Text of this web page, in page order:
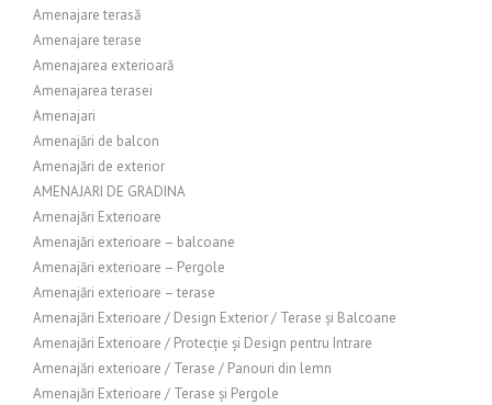
Amenajare terasă
Amenajare terase
Amenajarea exterioară
Amenajarea terasei
Amenajari
Amenajări de balcon
Amenajări de exterior
AMENAJARI DE GRADINA
Amenajări Exterioare
Amenajări exterioare – balcoane
Amenajări exterioare – Pergole
Amenajări exterioare – terase
Amenajări Exterioare / Design Exterior / Terase și Balcoane
Amenajări Exterioare / Protecție și Design pentru Intrare
Amenajări exterioare / Terase / Panouri din lemn
Amenajări Exterioare / Terase și Pergole